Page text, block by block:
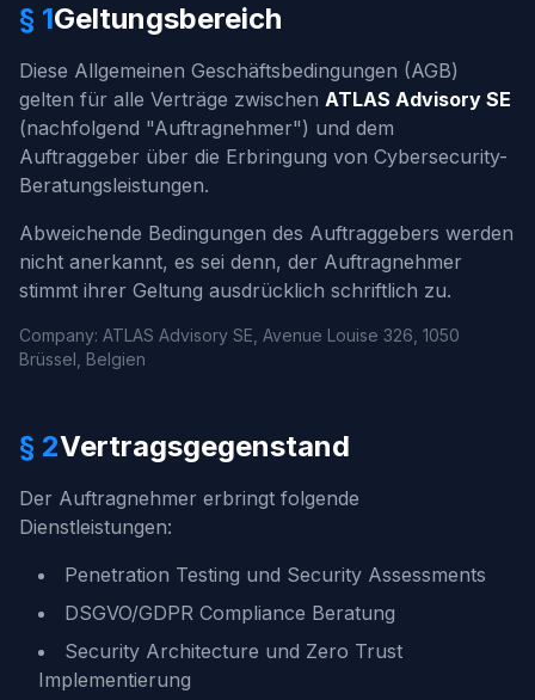
§ 1Geltungsbereich
Diese Allgemeinen Geschäftsbedingungen (AGB)
gelten für alle Verträge zwischen ATLAS Advisory SE
(nachfolgend "Auftragnehmer") und dem
Auftraggeber über die Erbringung von Cybersecurity-
Beratungsleistungen.
Abweichende Bedingungen des Auftraggebers werden
nicht anerkannt, es sei denn, der Auftragnehmer
stimmt ihrer Geltung ausdrücklich schriftlich zu.
Company: ATLAS Advisory SE, Avenue Louise 326, 1050
Brüssel, Belgien
§ 2Vertragsgegenstand
Der Auftragnehmer erbringt folgende
Dienstleistungen:
Penetration Testing und Security Assessments
DSGVO/GDPR Compliance Beratung
Security Architecture und Zero Trust
Implementierung